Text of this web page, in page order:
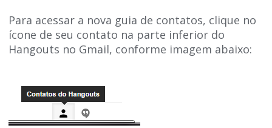
Para acessar a nova guia de contatos, clique no
ícone de seu contato na parte inferior do
Hangouts no Gmail, conforme imagem abaixo: